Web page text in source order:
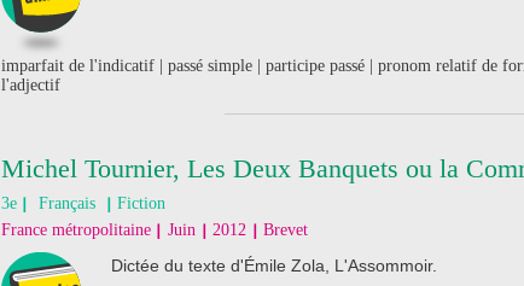
imparfait de l'indicatif | passé simple | participe passé | pronom relatif de
l'adjectif
Michel Tournier, Les Deux Banquets ou la
3e Français
Fiction
France métropolitaine Juin 2012 Brevet
Dictée du texte d'Émile Zola, L'Assommoir.